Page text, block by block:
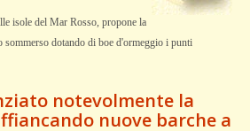
isole del Mar Rosso, propone la
sommerso dotando di boe d'ormeggio i punti
notevolmente la
nuove barche a